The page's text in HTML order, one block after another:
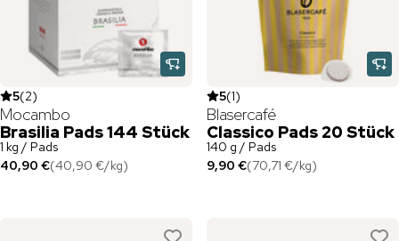
5(2)
Mocambo
Brasilia Pads 144 Stück
1 kg / Pads
40,90 €(40,90 €/kg)
5(1)
Blasercafé
Classico Pads 20 Stück
140 g / Pads
9,90 €(70,71 €/kg)